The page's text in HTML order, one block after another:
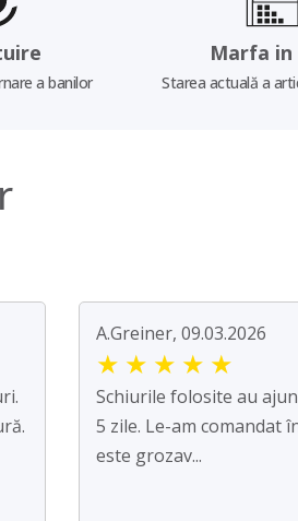
a banilor
Marfa
Starea actuală a
A.Greiner, 09.03.2026
★ ★ ★ ★ ★
Schiurile folosite au
5 zile. Le-am comandat
este grozav...